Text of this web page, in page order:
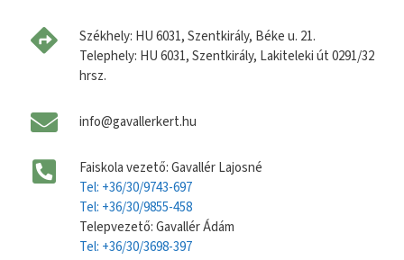
Székhely: HU 6031, Szentkirály, Béke u. 21.
Telephely: HU 6031, Szentkirály, Lakiteleki út 0291/32
hrsz.
info@gavallerkert.hu
Faiskola vezető: Gavallér Lajosné
Tel: +36/30/9743-697
Tel: +36/30/9855-458
Telepvezető: Gavallér Ádám
Tel: +36/30/3698-397